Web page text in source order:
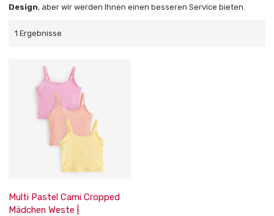
Design, aber wir werden Ihnen einen besseren Service bieten.
1 Ergebnisse
Multi Pastel Cami Cropped
Mädchen Weste |